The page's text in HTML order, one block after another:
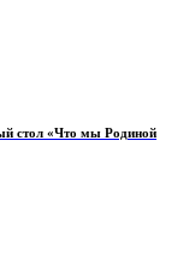
стол «Что мы Родиной